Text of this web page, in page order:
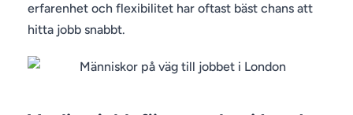
erfarenhet och flexibilitet har oftast bäst chans att
hitta jobb snabbt.